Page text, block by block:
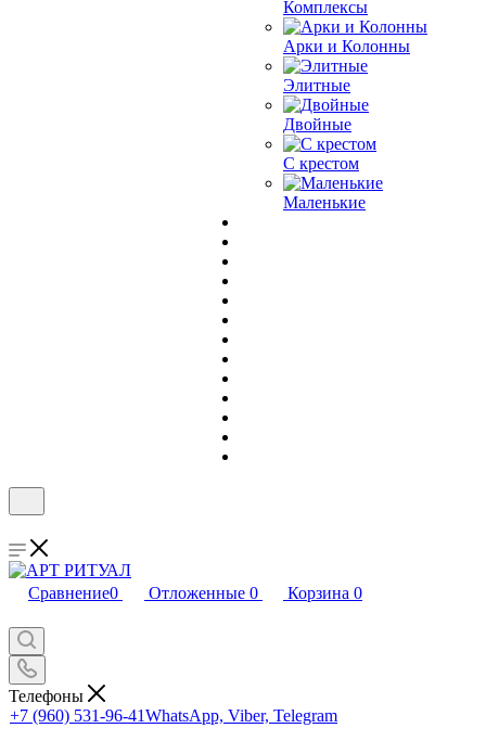
Комплексы
Арки и Колонны
Элитные
Двойные
С крестом
Маленькие
Сравнение0 Отложенные 0 Корзина 0
Телефоны
+7 (960) 531-96-41WhatsApp, Viber, Telegram